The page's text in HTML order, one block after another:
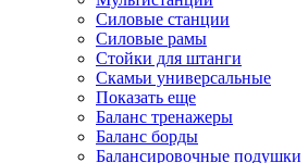
Силовые станции
Силовые рамы
Стойки для штанги
Скамьи универсальные
Показать еще
Баланс тренажеры
Баланс борды
Балансировочные подушки